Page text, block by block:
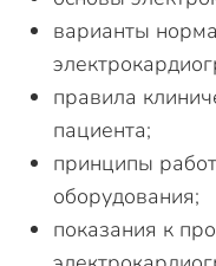
варианты
правила
пациента;
принципы
оборудования;
показания к